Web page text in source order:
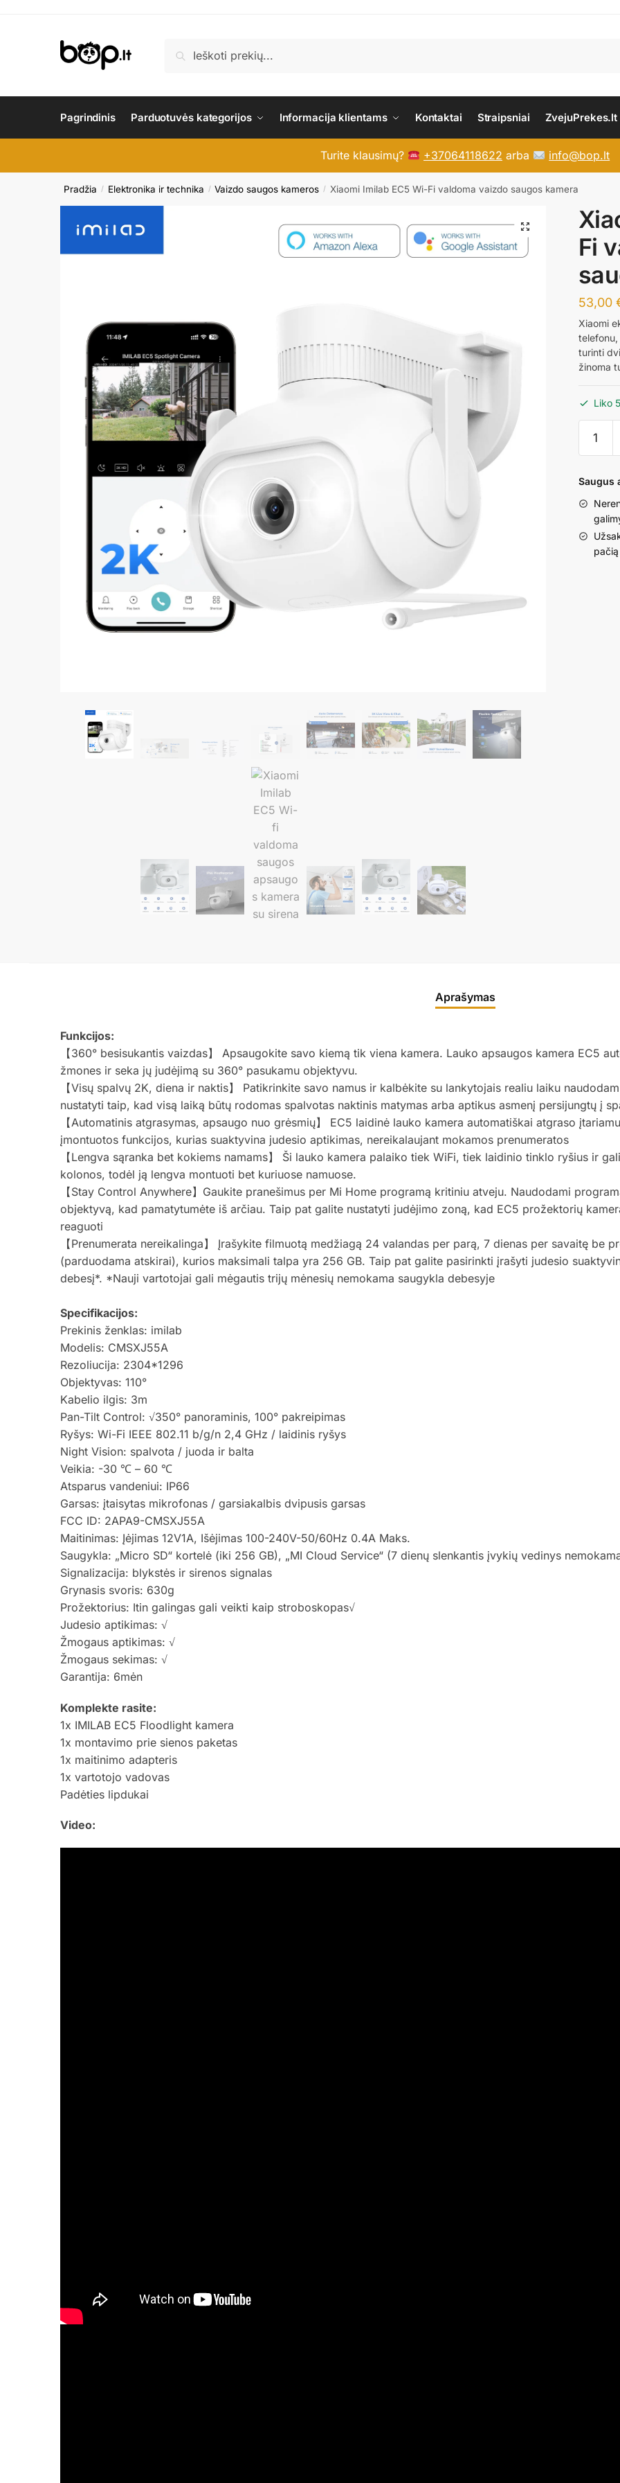
Ieškoti
Pagrindinis Parduotuvės kategorijos Informacija klientams Kontaktai Straipsniai
Turite klausimų? +37064118622 arba info@bop.lt
Pradžia / Elektronika ir technika / Vaizdo saugos kameros / Xiaomi Imilab EC5 Wi-Fi valdoma vaizdo saugos kamera
Fi
53,00
Xiaomi
turinti
žinoma
Liko 5
kiekis:
Imilab
EC5
Wi-
Fi
Saugus
Aprašymas
Funkcijos:
【360° besisukantis vaizdas】 Apsaugokite savo kiemą tik viena kamera. Lauko apsaugos kamera EC5
žmones ir seka jų judėjimą su 360° pasukamu objektyvu.
【Visų spalvų 2K, diena ir naktis】 Patikrinkite savo namus ir kalbėkite su lankytojais realiu laiku
nustatyti taip, kad visą laiką būtų rodomas spalvotas naktinis matymas arba aptikus asmenį persijungtų į
【Automatinis atgrasymas, apsaugo nuo grėsmių】 EC5 laidinė lauko kamera automatiškai atgraso
įmontuotos funkcijos, kurias suaktyvina judesio aptikimas, nereikalaujant mokamos prenumeratos
【Lengva sąranka bet kokiems namams】 Ši lauko kamera palaiko tiek WiFi, tiek laidinio tinklo ryšius ir
kolonos, todėl ją lengva montuoti bet kuriuose namuose.
【Stay Control Anywhere】Gaukite pranešimus per Mi Home programą kritiniu atveju. Naudodami
objektyvą, kad pamatytumėte iš arčiau. Taip pat galite nustatyti judėjimo zoną, kad EC5 prožektorių
reaguoti
【Prenumerata nereikalinga】 Įrašykite filmuotą medžiagą 24 valandas per parą, 7 dienas per savaitę be
(parduodama atskirai), kurios maksimali talpa yra 256 GB. Taip pat galite pasirinkti įrašyti judesio
debesį*. *Nauji vartotojai gali mėgautis trijų mėnesių nemokama saugykla debesyje
Specifikacijos:
Prekinis ženklas: imilab
Modelis: CMSXJ55A
Rezoliucija: 2304*1296
Objektyvas: 110°
Kabelio ilgis: 3m
Pan-Tilt Control: √350° panoraminis, 100° pakreipimas
Ryšys: Wi-Fi IEEE 802.11 b/g/n 2,4 GHz / laidinis ryšys
Night Vision: spalvota / juoda ir balta
Veikia: -30 ℃ – 60 ℃
Atsparus vandeniui: IP66
Garsas: įtaisytas mikrofonas / garsiakalbis dvipusis garsas
FCC ID: 2APA9-CMSXJ55A
Maitinimas: Įėjimas 12V1A, Išėjimas 100-240V-50/60Hz 0.4A Maks.
Saugykla: „Micro SD“ kortelė (iki 256 GB), „MI Cloud Service“ (7 dienų slenkantis įvykių vedinys
Signalizacija: blykstės ir sirenos signalas
Grynasis svoris: 630g
Prožektorius: Itin galingas gali veikti kaip stroboskopas√
Judesio aptikimas: √
Žmogaus aptikimas: √
Žmogaus sekimas: √
Garantija: 6mėn
Komplekte rasite:
1x IMILAB EC5 Floodlight kamera
1x montavimo prie sienos paketas
1x maitinimo adapteris
1x vartotojo vadovas
Padėties lipdukai
Video: